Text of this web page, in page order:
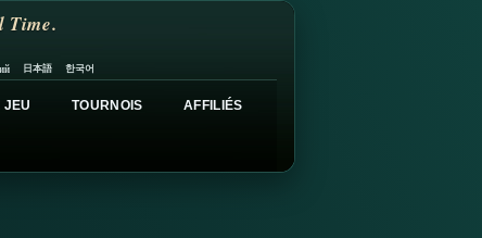
Time.
日本語 한국어
JEU TOURNOIS AFFILIÉS